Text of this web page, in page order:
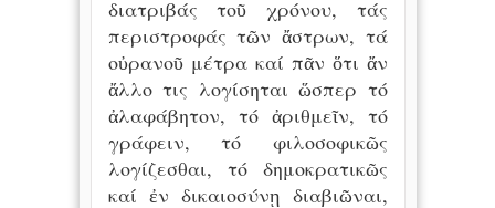
διατριβάς τοῦ χρόνου, τάς
περιστροφάς τῶν ἄστρων, τά
οὐρανοῦ μέτρα καί πᾶν ὅτι ἄν
ἄλλο τις λογίσηται ὥσπερ τό
ἀλαφάβητον, τό ἀριθμεῖν, τό
γράφειν, τό φιλοσοφικῶς
λογίζεσθαι, τό δημοκρατικῶς
καί ἐν δικαιοσύνῃ διαβιῶναι,